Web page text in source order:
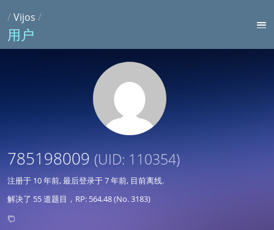
/Vijos /
用户
785198009 (UID: 110354)
注册于 10 年前, 最后登录于7 年前, 目前离线.
解决了 55 道题目，RP: 564.48 (No. 3183)